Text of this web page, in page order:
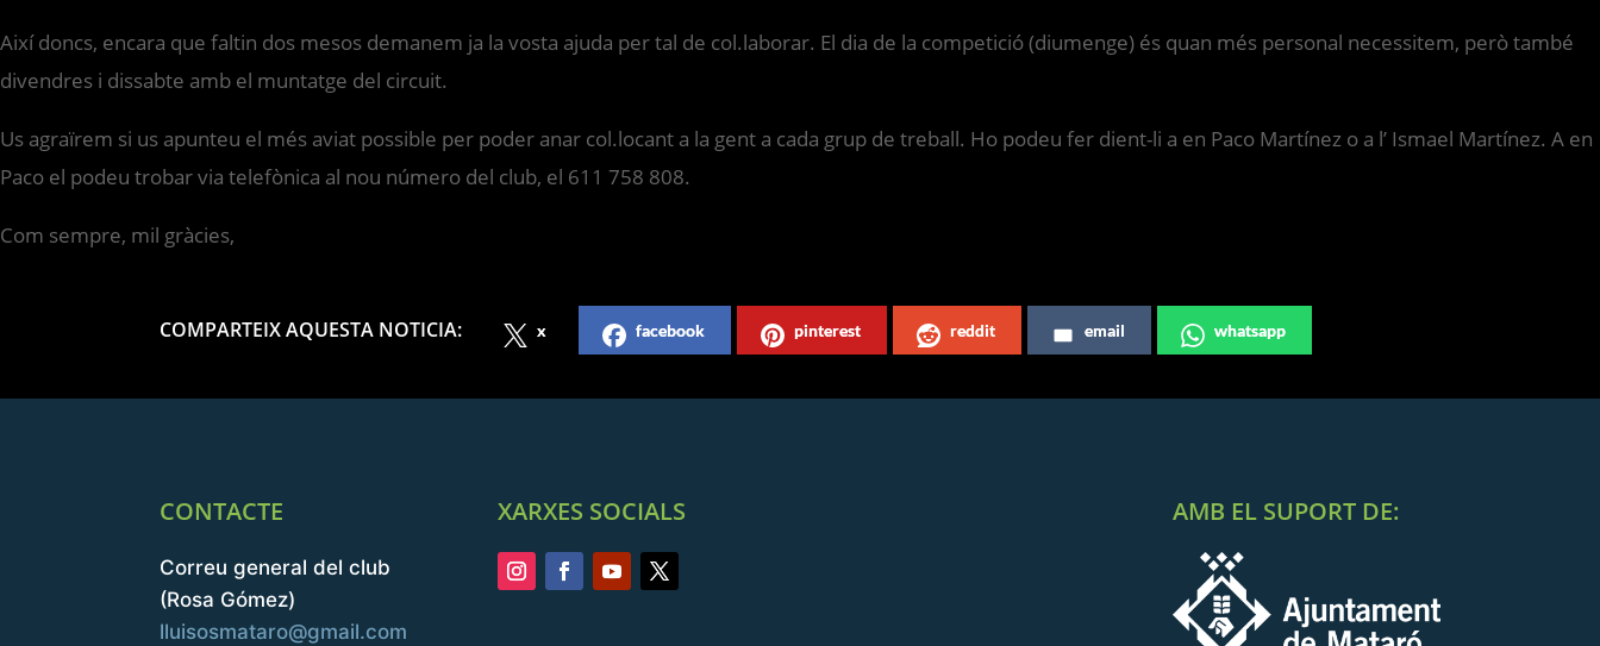
Així doncs, encara que faltin dos mesos demanem ja la vosta ajuda per tal de col.laborar. El dia de la competició (diumenge) és quan més personal necessitem, però també
divendres i dissabte amb el muntatge del circuit.
Us agraïrem si us apunteu el més aviat possible per poder anar col.locant a la gent a cada grup de treball. Ho podeu fer dient-li a en Paco Martínez o a l’ Ismael Martínez. A en
Paco el podeu trobar via telefònica al nou número del club, el 611 758 808.
Com sempre, mil gràcies,
COMPARTEIX AQUESTA NOTICIA: x facebook pinterest reddit email whatsapp
CONTACTE
Correu general del club
(Rosa Gómez)
lluisosmataro@gmail.com
XARXES SOCIALS AMB EL SUPORT DE: